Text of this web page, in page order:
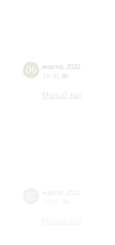
06 марта
2022
19:00 Вс
Малый зал